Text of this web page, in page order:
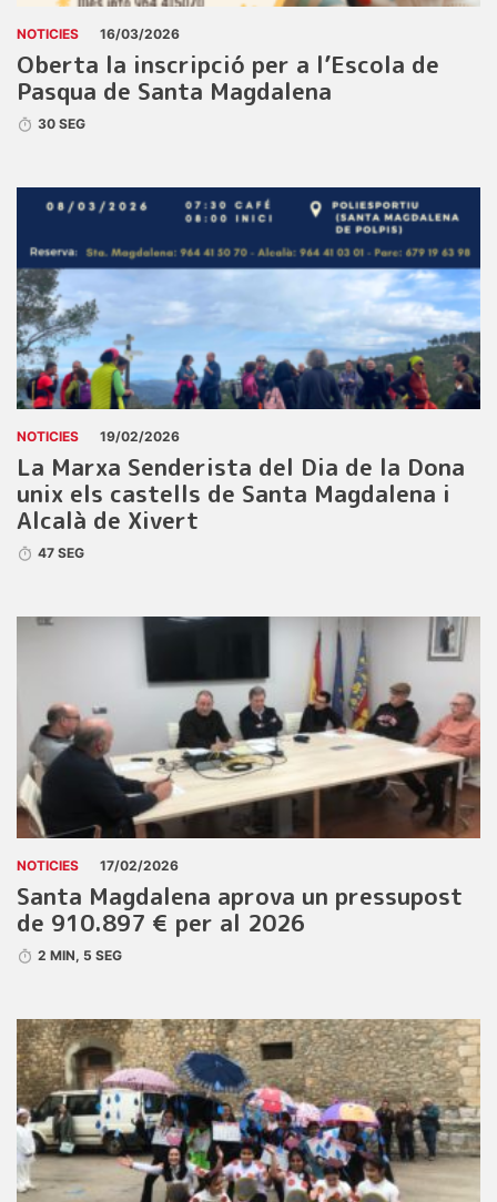
NOTICIES 16/03/2026
Oberta la inscripció per a l’Escola de
Pasqua de Santa Magdalena
30 SEG
NOTICIES 19/02/2026
La Marxa Senderista del Dia de la Dona
unix els castells de Santa Magdalena i
Alcalà de Xivert
47 SEG
NOTICIES 17/02/2026
Santa Magdalena aprova un pressupost
de 910.897 € per al 2026
2 MIN, 5 SEG